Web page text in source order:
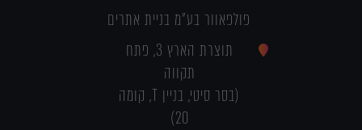
פולפאוור בע"מ בניית אתרים
תוצרת הארץ 3, פתח
תקווה
(בסר סיטי, בניין T, קומה
20)